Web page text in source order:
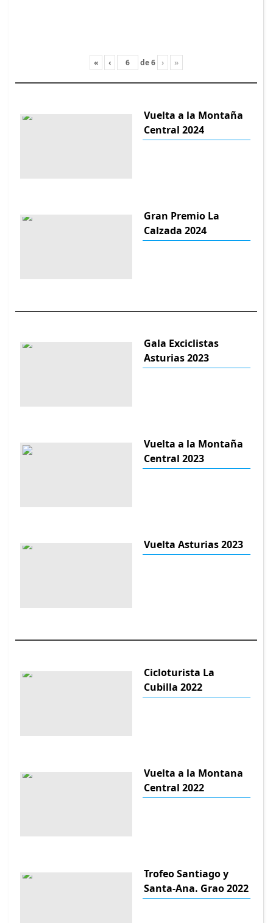
« ‹ de6 › »
Vuelta a la Montaña
Central 2024
Gran Premio La
Calzada 2024
Gala Exciclistas
Asturias 2023
Vuelta a la Montaña
Central 2023
Vuelta Asturias 2023
Cicloturista La
Cubilla 2022
Vuelta a la Montana
Central 2022
Trofeo Santiago y
Santa-Ana. Grao 2022